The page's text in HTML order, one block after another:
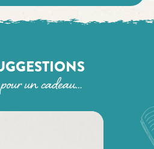
un cadeau…
PACK